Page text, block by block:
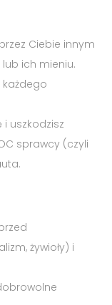
Ciebie innym
ich mieniu.
każdego
i uszkodzisz
sprawcy (czyli
żywioły) i